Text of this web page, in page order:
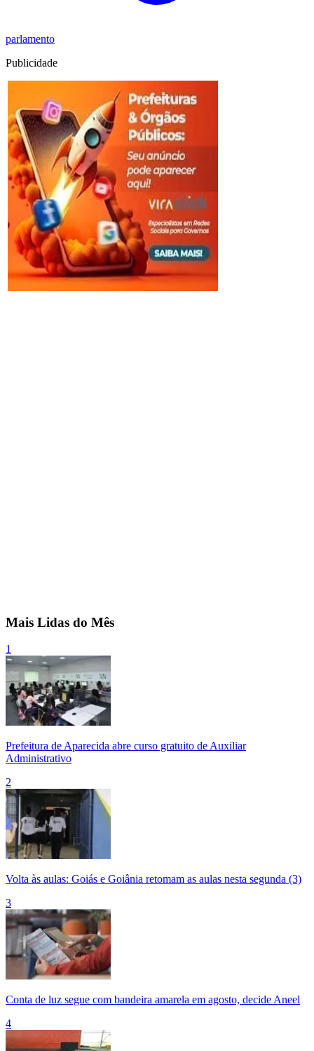
parlamento
Publicidade
Mais Lidas do Mês
1
Prefeitura de Aparecida abre curso gratuito de Auxiliar
Administrativo
2
Volta às aulas: Goiás e Goiânia retomam as aulas nesta segunda (3)
3
Conta de luz segue com bandeira amarela em agosto, decide Aneel
4